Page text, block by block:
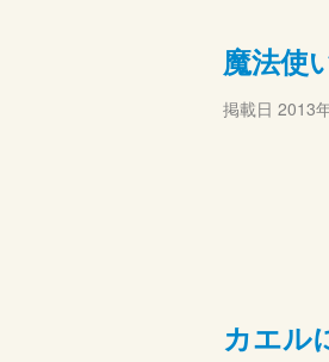
魔法使
掲載日 2013
カエル